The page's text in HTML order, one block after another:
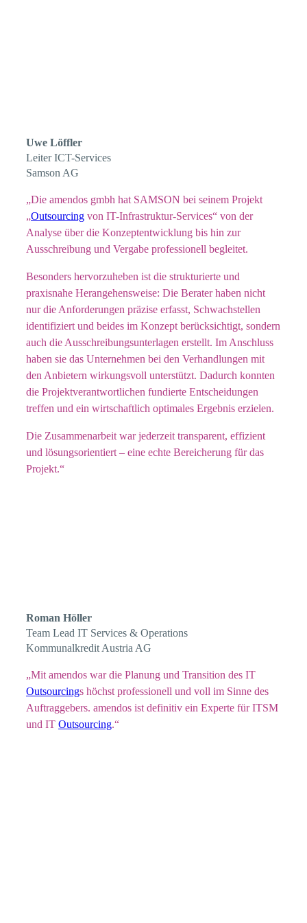
Uwe Löffler
Leiter ICT-Services
Samson AG
„Die amendos gmbh hat SAMSON bei seinem Projekt
„Outsourcing von IT-Infrastruktur-Services“ von der
Analyse über die Konzeptentwicklung bis hin zur
Ausschreibung und Vergabe professionell begleitet.
Besonders hervorzuheben ist die strukturierte und
praxisnahe Herangehensweise: Die Berater haben nicht
nur die Anforderungen präzise erfasst, Schwachstellen
identifiziert und beides im Konzept berücksichtigt, sondern
auch die Ausschreibungsunterlagen erstellt. Im Anschluss
haben sie das Unternehmen bei den Verhandlungen mit
den Anbietern wirkungsvoll unterstützt. Dadurch konnten
die Projektverantwortlichen fundierte Entscheidungen
treffen und ein wirtschaftlich optimales Ergebnis erzielen.
Die Zusammenarbeit war jederzeit transparent, effizient
und lösungsorientiert – eine echte Bereicherung für das
Projekt.“
Roman Höller
Team Lead IT Services & Operations
Kommunalkredit Austria AG
„Mit amendos war die Planung und Transition des IT
Outsourcings höchst professionell und voll im Sinne des
Auftraggebers. amendos ist definitiv ein Experte für ITSM
und IT Outsourcing.“